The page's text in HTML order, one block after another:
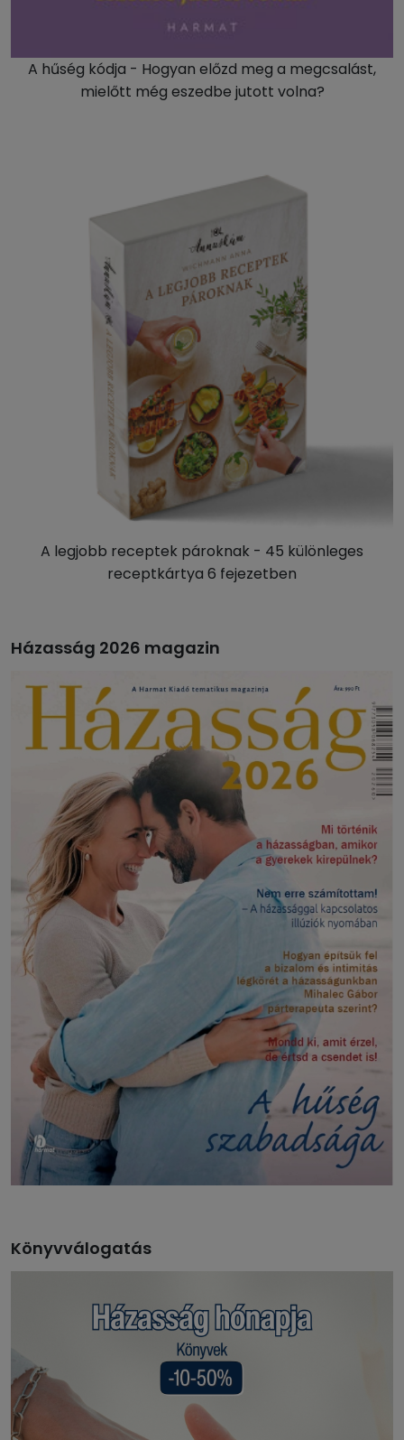
A hűség kódja - Hogyan előzd meg a megcsalást,
mielőtt még eszedbe jutott volna?
A legjobb receptek pároknak - 45 különleges
receptkártya 6 fejezetben
Házasság 2026 magazin
Könyvválogatás